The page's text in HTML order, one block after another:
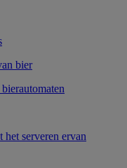
bier
serveren ervan